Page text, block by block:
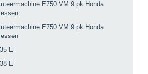
E750 VM 9 pk Honda
E750 VM 9 pk Honda
E
E